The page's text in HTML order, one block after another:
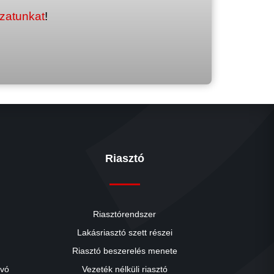
!
Riasztó
Riasztórendszer
Lakásriasztó szett részei
Riasztó beszerelés menete
Vezeték nélküli riasztó